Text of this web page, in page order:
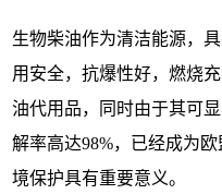
生物柴油作为清洁能源，
用安全，抗爆性好，燃烧
油代用品，同时由于其可
解率高达98%，已经成为
境保护具有重要意义。